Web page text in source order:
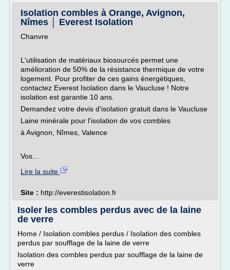
Isolation combles à Orange, Avignon,
Nîmes │ Everest Isolation
Chanvre
L'utilisation de matériaux biosourcés permet une
amélioration de 50% de la résistance thermique de votre
logement. Pour profiter de ces gains énergétiques,
contactez Everest Isolation dans le Vaucluse ! Notre
isolation est garantie 10 ans.
Demandez votre devis d'isolation gratuit dans le Vaucluse
Laine minérale pour l'isolation de vos combles
à Avignon, Nîmes, Valence
Vos...
Lire la suite
Site : http://everestisolation.fr
Isoler les combles perdus avec de la laine
de verre
Home / Isolation combles perdus / Isolation des combles
perdus par soufflage de la laine de verre
Isolation des combles perdus par soufflage de la laine de
verre